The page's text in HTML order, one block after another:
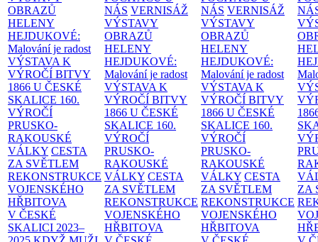
OBRAZŮ
HELENY
HEJDUKOVÉ:
Malování je radost
VÝSTAVA K
VÝROČÍ BITVY
1866 U ČESKÉ
SKALICE 160.
VÝROČÍ
PRUSKO-
RAKOUSKÉ
VÁLKY CESTA
ZA SVĚTLEM
REKONSTRUKCE
VOJENSKÉHO
HŘBITOVA
V ČESKÉ
SKALICI 2023–
NÁS VERNISÁŽ
VÝSTAVY
OBRAZŮ
HELENY
HEJDUKOVÉ:
Malování je radost
VÝSTAVA K
VÝROČÍ BITVY
1866 U ČESKÉ
SKALICE 160.
VÝROČÍ
PRUSKO-
RAKOUSKÉ
VÁLKY CESTA
ZA SVĚTLEM
REKONSTRUKCE
VOJENSKÉHO
HŘBITOVA
NÁS VERNISÁŽ
VÝSTAVY
OBRAZŮ
HELENY
HEJDUKOVÉ:
Malování je radost
VÝSTAVA K
VÝROČÍ BITVY
1866 U ČESKÉ
SKALICE 160.
VÝROČÍ
PRUSKO-
RAKOUSKÉ
VÁLKY CESTA
ZA SVĚTLEM
REKONSTRUKCE
VOJENSKÉHO
HŘBITOVA
ZA